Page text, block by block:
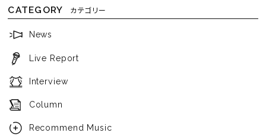
CATEGORY カテゴリー
News
Live Report
Interview
Column
Recommend Music